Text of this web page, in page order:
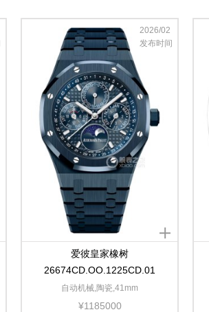
2026/02
发布时间
爱彼皇家橡树
26674CD.OO.1225CD.01
自动机械,陶瓷,41mm
¥1185000